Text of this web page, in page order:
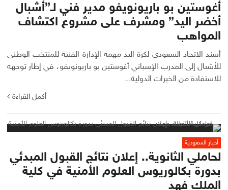
أغوستين بو باريونويفو مدير فني لـ”أشبال
أخضر اليد” ومشرف على مشروع اكتشاف
المواهب
أسند الاتحاد السعودي لكرة اليد مهمة الإدارة الفنية للمنتخب الوطني
للأشبال إلى المدرب الإسباني أغوستين بو باريونويفو، في إطار توجهه
للاستفادة من الخبرات الدولية...
أكمل القراءة
أخبار السعودية
لحاملي الثانوية.. إعلان نتائج القبول المبدئي
بدورة بكالوريوس العلوم الأمنية في كلية
الملك فهد